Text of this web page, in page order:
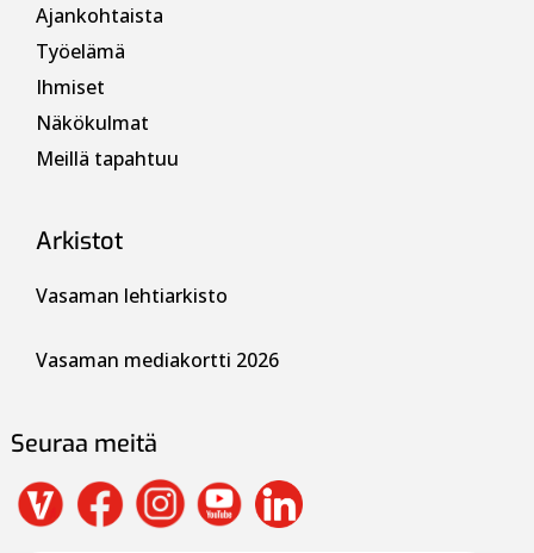
Ajankohtaista
Työelämä
Ihmiset
Näkökulmat
Meillä tapahtuu
Arkistot
Vasaman lehtiarkisto
Vasaman mediakortti 2026
Seuraa meitä